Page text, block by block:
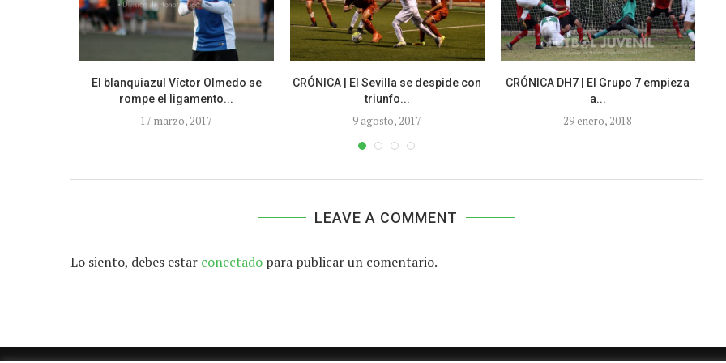
El blanquiazul Víctor Olmedo se
rompe el ligamento...
17 marzo, 2017
CRÓNICA | El Sevilla se despide con
triunfo...
9 agosto, 2017
CRÓNICA DH7 | El Grupo 7 empieza
a...
29 enero, 2018
LEAVE A COMMENT
Lo siento, debes estar conectado para publicar un comentario.